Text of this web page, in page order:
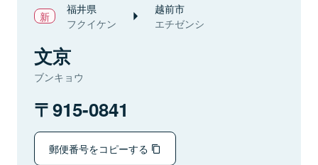
福井県
フクイケン
越前市
エチゼンシ
文京
ブンキョウ
915-0841
郵便番号をコピーする